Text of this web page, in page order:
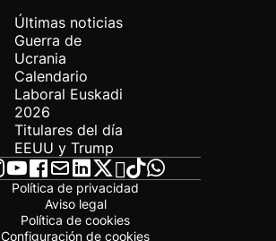
Últimas noticias
Guerra de
Ucrania
Calendario
Laboral Euskadi
2026
Titulares del día
EEUU y Trump
Política de privacidad
Aviso legal
Política de cookies
Configuración de cookies